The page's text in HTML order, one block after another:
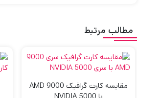
مطالب مرتبط
مقایسه کارت گرافیک 9000 AMD